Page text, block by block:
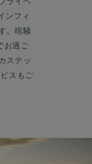
ライベ
ンフィ
。喧騒
お過ご
ステッ
スもご